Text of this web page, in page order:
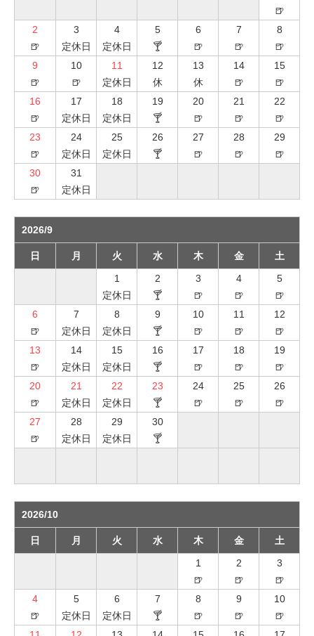
🍺
2
🍺
3
定休日
4
定休日
5
🍸
6
🍺
7
🍺
8
🍺
9
🍺
10
🍺
11
定休日
12
休
13
休
14
🍺
15
🍺
16
🍺
17
定休日
18
定休日
19
🍸
20
🍺
21
🍺
22
🍺
23
🍺
24
定休日
25
定休日
26
🍸
27
🍺
28
🍺
29
🍺
30
🍺
31
定休日
2026/9
日 月 火 水 木 金
土
1
定休日
2
🍸
3
🍺
4
🍺
5
🍺
6
🍺
7
定休日
8
定休日
9
🍸
10
🍺
11
🍺
12
🍺
13
🍺
14
定休日
15
定休日
16
🍸
17
🍺
18
🍺
19
🍺
20
🍺
21
定休日
22
定休日
23
🍸
24
🍺
25
🍺
26
🍺
27
🍺
28
定休日
29
定休日
30
🍸
2026/10
日 月 火 水 木 金
土
1
🍺
2
🍺
3
🍺
4
🍺
5
定休日
6
定休日
7
🍸
8
🍺
9
🍺
10
🍺